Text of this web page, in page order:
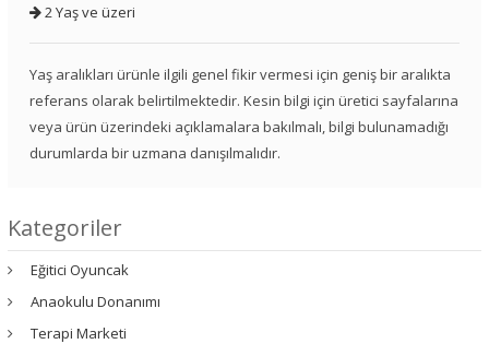
2 Yaş ve üzeri
Yaş aralıkları ürünle ilgili genel fikir vermesi için geniş bir aralıkta
referans olarak belirtilmektedir. Kesin bilgi için üretici sayfalarına
veya ürün üzerindeki açıklamalara bakılmalı, bilgi bulunamadığı
durumlarda bir uzmana danışılmalıdır.
Kategoriler
Eğitici Oyuncak
Anaokulu Donanımı
Terapi Marketi